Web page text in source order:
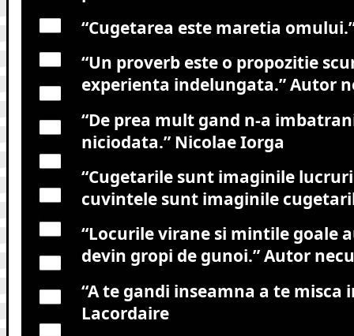
“Cugetarea este maretia
“Un proverb este o propozitie
experienta indelungata.”Autor
“De prea mult gand n-a
niciodata.”Nicolae Iorga
“Cugetarile sunt imaginile
cuvintele sunt imaginile
“Locurile virane si mintile goale
devin gropi de gunoi.”Autor
“A te gandi inseamna a te misca
Lacordaire